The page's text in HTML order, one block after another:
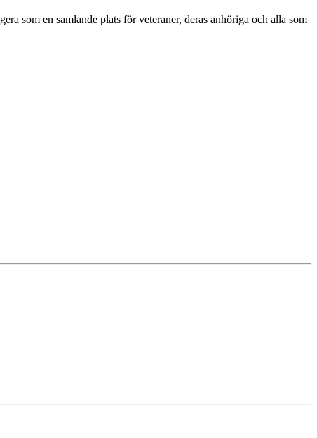
som en samlande plats för veteraner, deras anhöriga och alla som